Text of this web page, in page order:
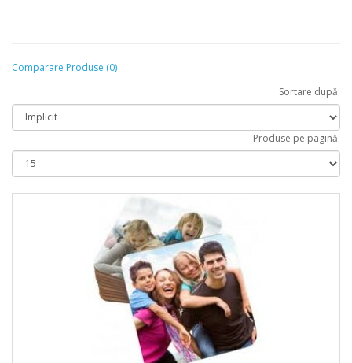
Comparare Produse (0)
Sortare după:
Produse pe pagină: